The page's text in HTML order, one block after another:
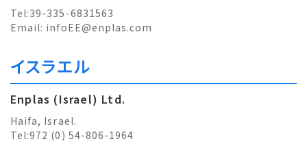
Tel:39-335-6831563
Email: infoEE@enplas.com
イスラエル
Enplas (Israel) Ltd.
Haifa, Israel.
Tel:972 (0) 54-806-1964